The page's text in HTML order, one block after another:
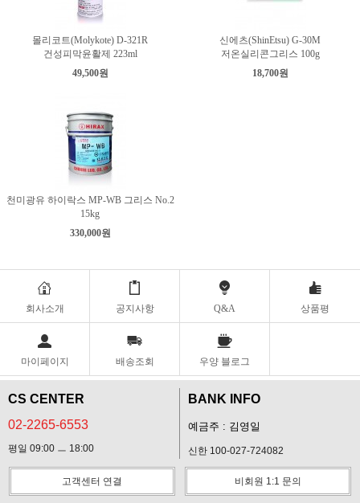
몰리코트(Molykote) D-321R
건성피막윤활제 223ml
49,500원
신에츠(ShinEtsu) G-30M
저온실리콘그리스 100g
18,700원
천미광유 하이락스 MP-WB 그리스 No.2
15kg
330,000원
회사소개 공지사항 Q&A 상품평
마이페이지 배송조회 우양 블로그
CS CENTER
02-2265-6553
평일 09:00 ㅡ 18:00
BANK INFO
예금주 : 김영일
신한 100-027-724082
고객센터 연결 비회원 1:1 문의